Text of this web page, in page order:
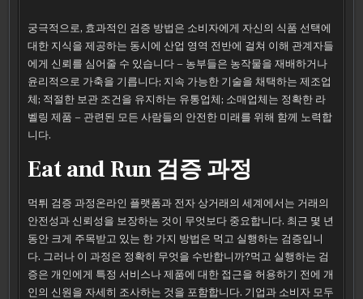
궁극적으로, 효과적인 검증 방법은 소비자에게 자신의 식품 선택에
대한 지식을 제공하는 동시에 산업 영역 전반에 걸쳐 이해 관계자들
에게 신뢰를 심어줄 수 있습니다 – 농부들은 농작물을 재배하거나
윤리적으로 가축을 기릅니다; 지속 가능한 기술을 채택하는 제조업
체; 적절한 보관 조건을 유지하는 유통업체; 소매업체는 정확한 라
벨링 제품 – 관련된 모든 사람들의 안전한 미래를 위해 함께 노력합
니다.
Eat and Run 검증 과정
먹튀 검증 과정온라인 플랫폼과 전자 상거래의 세계에서는 거래의
안전성과 신뢰성을 보장하는 것이 무엇보다 중요합니다. 최근 몇 년
동안 크게 주목받고 있는 한 가지 방법은 먹고 실행하는 검증입니
다. 그러나 이 과정은 정확히 무엇을 수반합니까?먹고 실행하는 검
증은 개인에게 특정 서비스나 제품에 대한 접근을 허용하기 전에 개
인의 신원을 자세히 조사하는 것을 포함합니다. 기업과 소비자 모두